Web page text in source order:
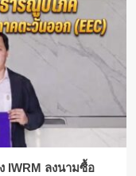
IWRM ลงนามซื้อ